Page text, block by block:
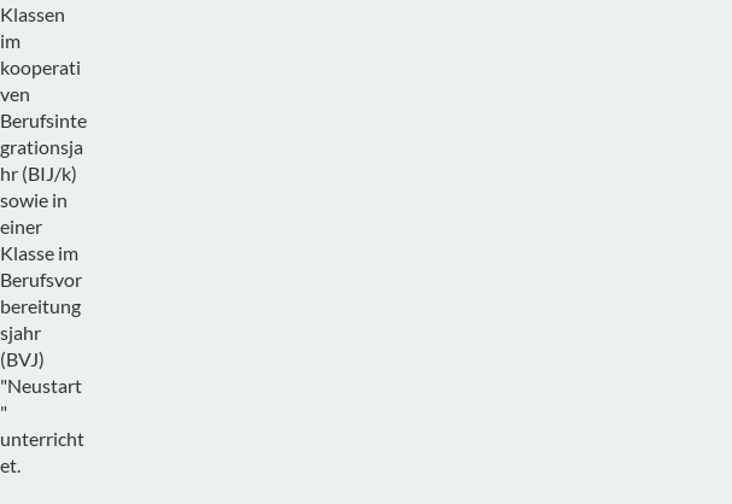
Klassen
im
kooperati
ven
Berufsinte
grationsja
hr (BIJ/k)
sowie in
einer
Klasse im
Berufsvor
bereitung
sjahr
(BVJ)
"Neustart
"
unterricht
et.